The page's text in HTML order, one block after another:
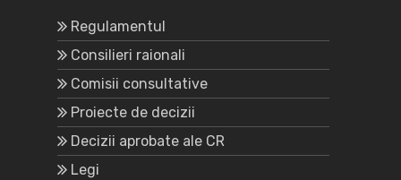
Regulamentul
Consilieri raionali
Comisii consultative
Proiecte de decizii
Decizii aprobate ale CR
Legi